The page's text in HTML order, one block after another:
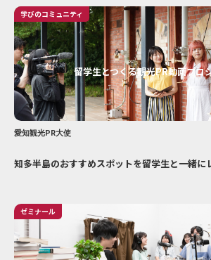
学びのコミュニティ
留学生とつくる観光PR動画プロ
愛知観光PR大使
知多半島のおすすめスポットを留学生と一緒に
ゼミナール